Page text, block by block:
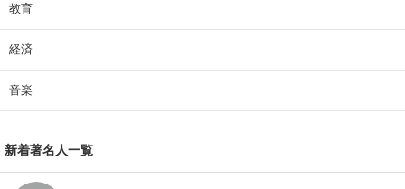
教育
経済
音楽
新着著名人一覧